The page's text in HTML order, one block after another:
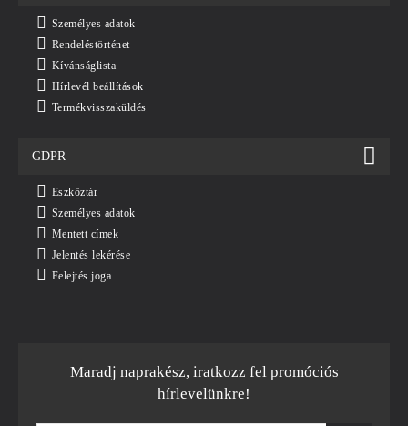
Személyes adatok
Rendeléstörténet
Kívánságlista
Hírlevél beállítások
Termékvisszaküldés
GDPR
Eszköztár
Személyes adatok
Mentett címek
Jelentés lekérése
Felejtés joga
Maradj naprakész, iratkozz fel promóciós
hírlevelünkre!